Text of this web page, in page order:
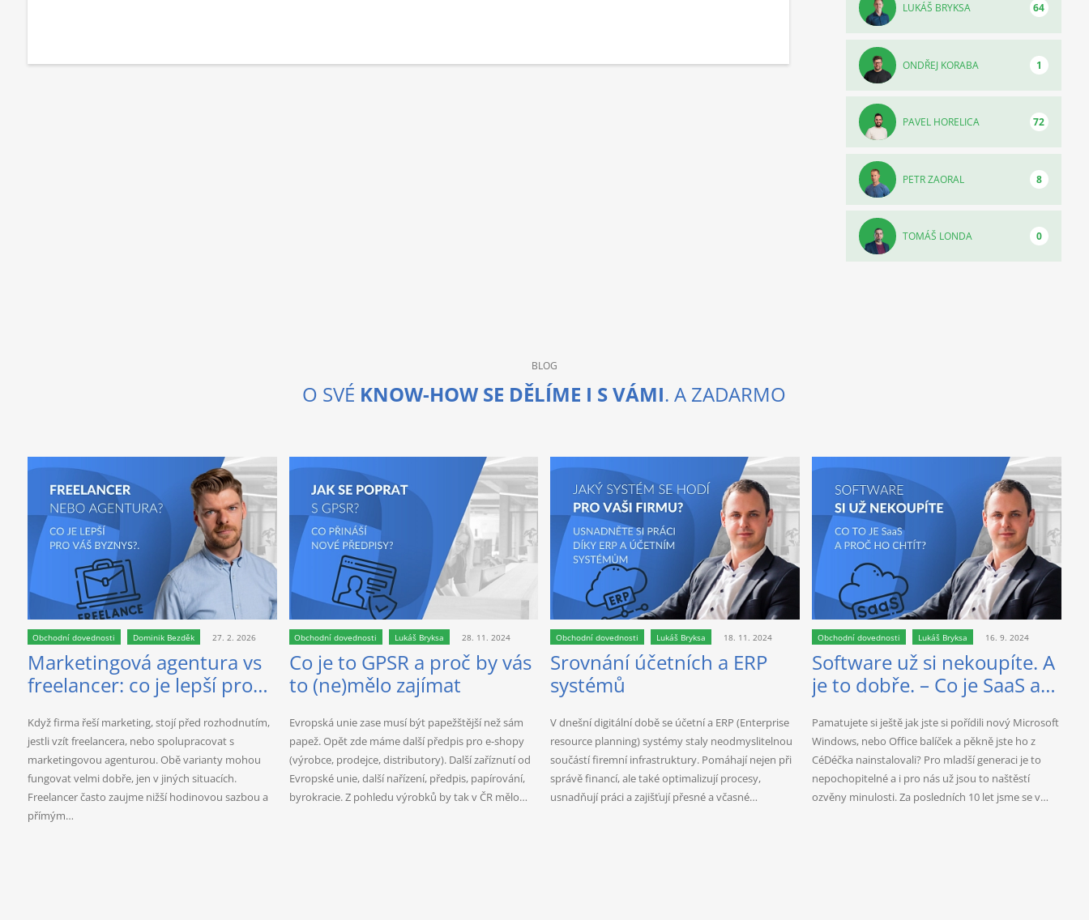
LUKÁŠ BRYKSA 64
ONDŘEJ KORABA 1
PAVEL HORELICA 72
PETR ZAORAL 8
TOMÁŠ LONDA 0
BLOG
O SVÉ KNOW-HOW SE DĚLÍME I S VÁMI. A ZADARMO
Obchodní dovednosti Dominik Bezděk 27. 2. 2026
Marketingová agentura vs
freelancer: co je lepší pro
Když firma řeší marketing, stojí před rozhodnutím,
jestli vzít freelancera, nebo spolupracovat s
marketingovou agenturou. Obě varianty mohou
fungovat velmi dobře, jen v jiných situacích.
Freelancer často zaujme nižší hodinovou sazbou a
přímým…
Obchodní dovednosti Lukáš Bryksa 28. 11. 2024
Co je to GPSR a proč by vás
to (ne)mělo zajímat
Evropská unie zase musí být papežštější než sám
papež. Opět zde máme další předpis pro e-shopy
(výrobce, prodejce, distributory). Další zaříznutí od
Evropské unie, další nařízení, předpis, papírování,
byrokracie. Z pohledu výrobků by tak v ČR mělo…
Obchodní dovednosti Lukáš Bryksa 18. 11. 2024
Srovnání účetních a ERP
systémů
V dnešní digitální době se účetní a ERP (Enterprise
resource planning) systémy staly neodmyslitelnou
součástí firemní infrastruktury. Pomáhají nejen při
správě financí, ale také optimalizují procesy,
usnadňují práci a zajišťují přesné a včasné…
Obchodní dovednosti Lukáš Bryksa 16. 9. 2024
Software už si nekoupíte. A
je to dobře. – Co je SaaS a
Pamatujete si ještě jak jste si pořídili nový Microsoft
Windows, nebo Office balíček a pěkně jste ho z
CéDéčka nainstalovali? Pro mladší generaci je to
nepochopitelné a i pro nás už jsou to naštěstí
ozvěny minulosti. Za posledních 10 let jsme se v…